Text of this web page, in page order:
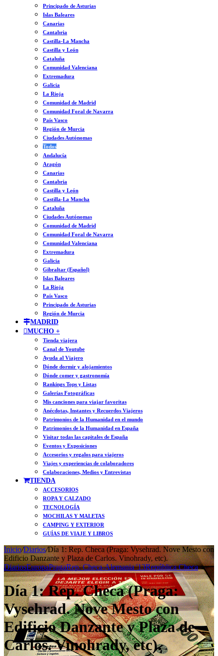
Principado de Asturias
Islas Baleares
Canarias
Cantabria
Castilla-La Mancha
Castilla y León
Cataluña
Comunidad Valenciana
Extremadura
Galicia
La Rioja
Comunidad de Madrid
Comunidad Foral de Navarra
País Vasco
Región de Murcia
Ciudades Autónomas
Todos
Andalucía
Aragón
Canarias
Cantabria
Castilla y León
Castilla-La Mancha
Cataluña
Ciudades Autónomas
Comunidad de Madrid
Comunidad Foral de Navarra
Comunidad Valenciana
Extremadura
Galicia
Gibraltar (Español)
Islas Baleares
La Rioja
País Vasco
Principado de Asturias
Región de Murcia
MADRID
MUCHO +
Tienda viajera
Canal de Youtube
Ayuda al Viajero
Dónde dormir y alojamientos
Dónde comer y gastronomía
Rankings Tops y Listas
Galerías Fotográficas
Mis canciones para viajar favoritas
Anécdotas, Instantes y Recuerdos Viajeros
Patrimonios de la Humanidad en el mundo
Patrimonios de la Humanidad en España
Visitar todas las capitales de España
Eventos y Exposiciones
Accesorios y regalos para viajeros
Viajes y experiencias de colaboradores
Colaboraciones, Medios y Entrevistas
TIENDA
ACCESORIOS
ROPA Y CALZADO
TECNOLOGÍA
MOCHILAS Y MALETAS
CAMPING Y EXTERIOR
GUÍAS DE VIAJE Y LIBROS
Inicio/Diarios/Día 1: Rep. Checa (Praga: Vysehrad. Nove Mesto con
Edificio Danzante y Plaza de Carlos. Vinohrady, etc).
DiariosEuropaPragaRep. Checa-Alemania '13República Checa
Día 1: Rep. Checa (Praga:
Vysehrad. Nove Mesto con
Edificio Danzante y Plaza de
Carlos. Vinohrady, etc).